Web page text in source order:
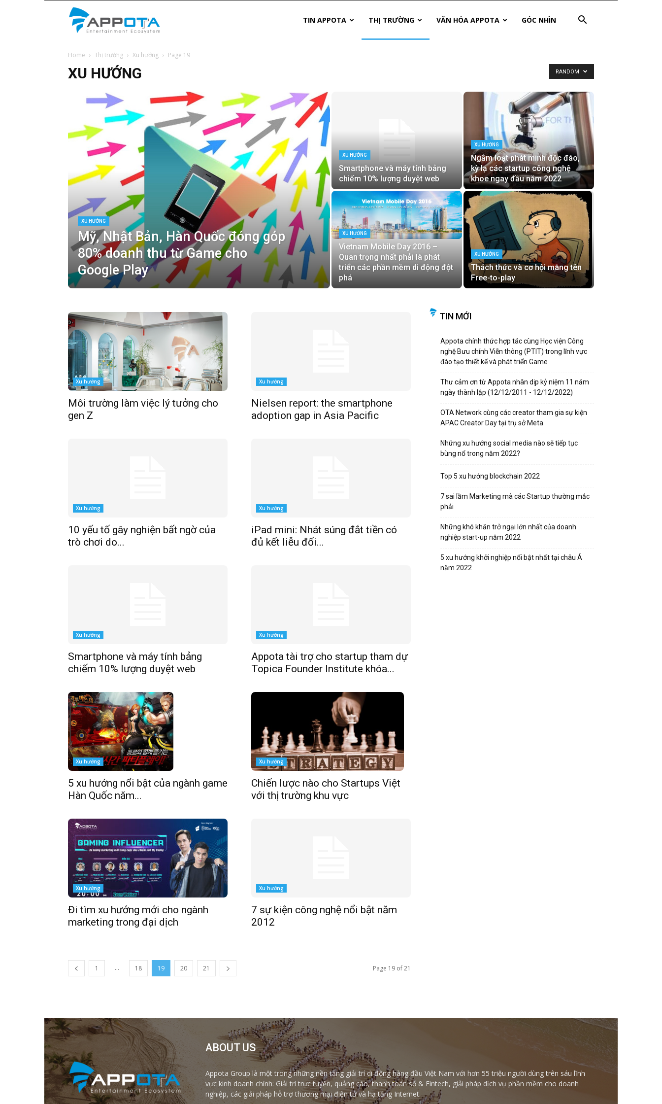
News
TIN APPOTA THỊ TRƯỜNG VĂN HÓA APPOTA GÓC NHÌN
Home Thị trường Xu hướng Page 19
XU HƯỚNG RANDOM
XU HƯỚNG
Mỹ, Nhật Bản, Hàn Quốc đóng góp
80% doanh thu từ Game cho
Google Play
XU HƯỚNG
Smartphone và máy tính bảng
chiếm 10% lượng duyệt web
XU HƯỚNG
Ngắm loạt phát minh độc đáo,
kỳ lạ các startup công nghệ
khoe ngay đầu năm 2022
XU HƯỚNG
Vietnam Mobile Day 2016 –
Quan trọng nhất phải là phát
triển các phần mềm di động đột
phá
XU HƯỚNG
Thách thức và cơ hội mang tên
Free-to-play
Xu hướng
Môi trường làm việc lý tưởng cho
gen Z
Xu hướng
Nielsen report: the smartphone
adoption gap in Asia Pacific
Xu hướng
10 yếu tố gây nghiện bất ngờ của
trò chơi do...
Xu hướng
iPad mini: Nhát súng đắt tiền có
đủ kết liễu đối...
Xu hướng
Smartphone và máy tính bảng
chiếm 10% lượng duyệt web
Xu hướng
Appota tài trợ cho startup tham dự
Topica Founder Institute khóa...
Xu hướng
5 xu hướng nổi bật của ngành game
Hàn Quốc năm...
Xu hướng
Chiến lược nào cho Startups Việt
với thị trường khu vực
Xu hướng
Đi tìm xu hướng mới cho ngành
marketing trong đại dịch
Xu hướng
7 sự kiện công nghệ nổi bật năm
2012
1 ... 18 19 20 21 Page 19 of 21
TIN MỚI
Appota chính thức hợp tác cùng Học viện Công
nghệ Bưu chính Viễn thông (PTIT) trong lĩnh vực
đào tạo thiết kế và phát triển Game
Thư cảm ơn từ Appota nhân dịp kỷ niệm 11 năm
ngày thành lập (12/12/2011 - 12/12/2022)
OTA Network cùng các creator tham gia sự kiện
APAC Creator Day tại trụ sở Meta
Những xu hướng social media nào sẽ tiếp tục
bùng nổ trong năm 2022?
Top 5 xu hướng blockchain 2022
7 sai lầm Marketing mà các Startup thường mắc
phải
Những khó khăn trở ngại lớn nhất của doanh
nghiệp start-up năm 2022
5 xu hướng khởi nghiệp nổi bật nhất tại châu Á
năm 2022
ABOUT US
Appota Group là một trong những nền tảng giải trí di động hàng đầu Việt Nam với hơn 55 triệu người dùng trên sáu lĩnh
vực kinh doanh chính: Giải trí trực tuyến, quảng cáo, thanh toán số & Fintech, giải pháp dịch vụ phần mềm cho doanh
nghiệp, các giải pháp hỗ trợ thương mại điện tử và hạ tầng Internet.